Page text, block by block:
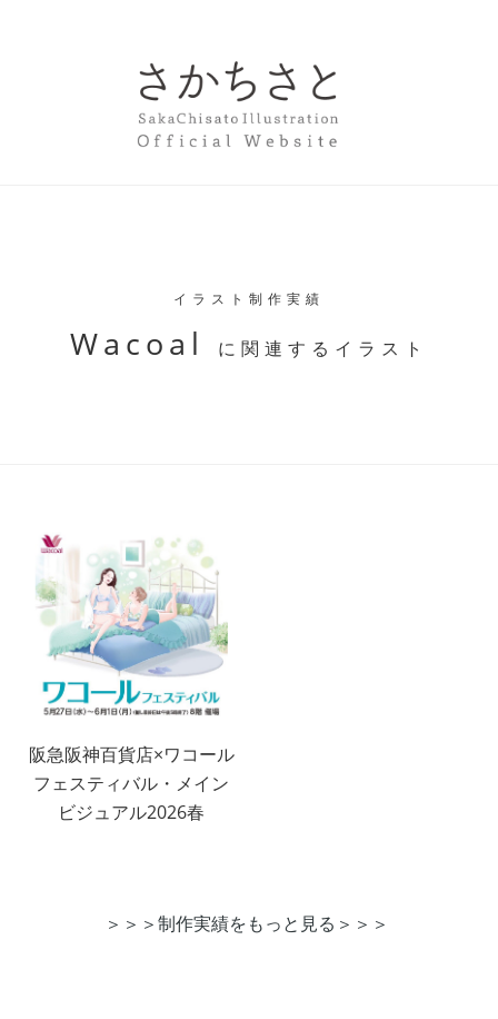
イラスト制作実績
Wacoal に関連するイラスト
阪急阪神百貨店×ワコール
フェスティバル・メイン
ビジュアル2026春
＞＞＞制作実績をもっと見る＞＞＞